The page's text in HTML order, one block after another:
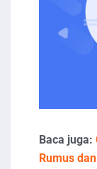
Baca juga:
Rumus